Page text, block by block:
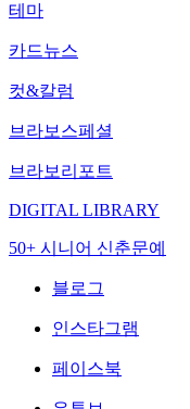
테마
카드뉴스
컷&칼럼
브라보스페셜
브라보리포트
DIGITAL LIBRARY
50+ 시니어 신춘문예
블로그
인스타그램
페이스북